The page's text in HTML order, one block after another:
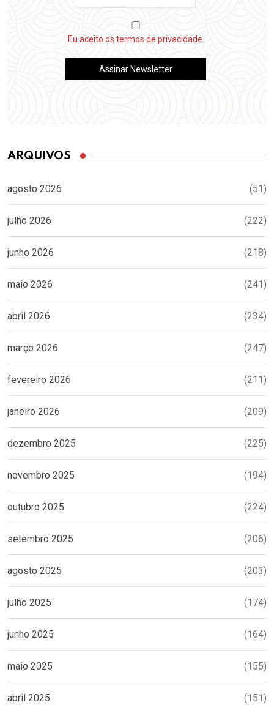
Eu aceito os termos de privacidade.
ARQUIVOS
agosto 2026 (51)
julho 2026 (222)
junho 2026 (218)
maio 2026 (241)
abril 2026 (234)
março 2026 (247)
fevereiro 2026 (211)
janeiro 2026 (209)
dezembro 2025 (225)
novembro 2025 (194)
outubro 2025 (224)
setembro 2025 (206)
agosto 2025 (203)
julho 2025 (174)
junho 2025 (164)
maio 2025 (155)
abril 2025 (151)